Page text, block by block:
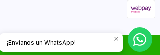
¡Envíanos un WhatsApp!